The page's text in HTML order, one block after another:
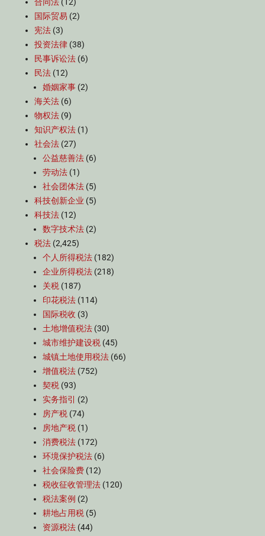
国际贸易 (2)
宪法 (3)
投资法律 (38)
民事诉讼法 (6)
民法 (12)
婚姻家事 (2)
海关法 (6)
物权法 (9)
知识产权法 (1)
社会法 (27)
公益慈善法 (6)
劳动法 (1)
社会团体法 (5)
科技创新企业 (5)
科技法 (12)
数字技术法 (2)
税法 (2,425)
个人所得税法 (182)
企业所得税法 (218)
关税 (187)
印花税法 (114)
国际税收 (3)
土地增值税法 (30)
城市维护建设税 (45)
城镇土地使用税法 (66)
增值税法 (752)
契税 (93)
实务指引
(2)
房产税 (74)
房地产税 (1)
消费税法 (172)
环境保护税法 (6)
社会保险费 (12)
税收征收管理法 (120)
税法案例 (2)
耕地占用税 (5)
资源税法 (44)